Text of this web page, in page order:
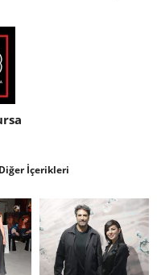
İçerikleri